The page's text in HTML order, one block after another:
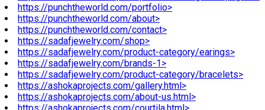
https://punchtheworld.com/portfolio>
https://punchtheworld.com/about>
https://punchtheworld.com/contact>
https://sadafjewelry.com/shop>
https://sadafjewelry.com/product-category/earings>
https://sadafjewelry.com/brands-1>
https://sadafjewelry.com/product-category/bracelets>
https://ashokaprojects.com/gallery.html>
https://ashokaprojects.com/about-us.html>